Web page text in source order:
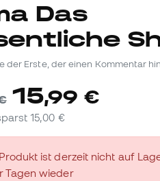
der Erste, der einen Kommentar
15,99 €
15,00 €
ist derzeit nicht auf
Tagen wieder